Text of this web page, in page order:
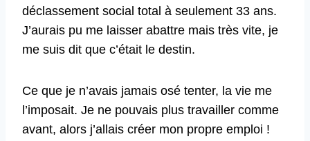
déclassement social total à seulement 33 ans.
J’aurais pu me laisser abattre mais très vite, je
me suis dit que c’était le destin.
Ce que je n’avais jamais osé tenter, la vie me
l’imposait. Je ne pouvais plus travailler comme
avant, alors j’allais créer mon propre emploi !